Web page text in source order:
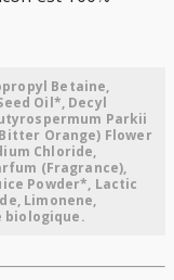
Betaine,
Oil*, Decyl
Parkii
Orange) Flower
Chloride,
(Fragrance),
Powder*, Lactic
Limonene,
biologique.